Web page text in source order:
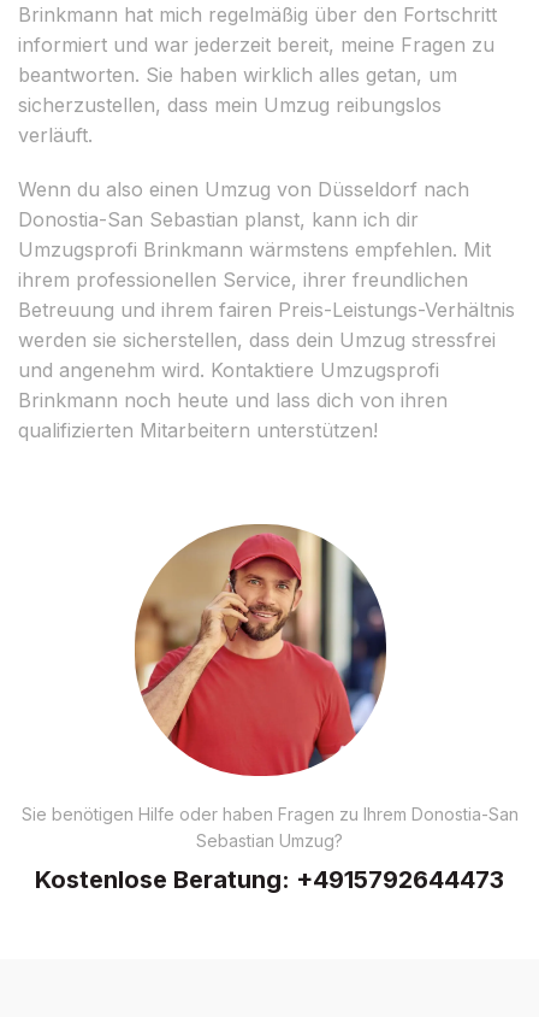
Brinkmann hat mich regelmäßig über den Fortschritt
informiert und war jederzeit bereit, meine Fragen zu
beantworten. Sie haben wirklich alles getan, um
sicherzustellen, dass mein Umzug reibungslos
verläuft.
Wenn du also einen Umzug von Düsseldorf nach
Donostia-San Sebastian planst, kann ich dir
Umzugsprofi Brinkmann wärmstens empfehlen. Mit
ihrem professionellen Service, ihrer freundlichen
Betreuung und ihrem fairen Preis-Leistungs-Verhältnis
werden sie sicherstellen, dass dein Umzug stressfrei
und angenehm wird. Kontaktiere Umzugsprofi
Brinkmann noch heute und lass dich von ihren
qualifizierten Mitarbeitern unterstützen!
Sie benötigen Hilfe oder haben Fragen zu Ihrem Donostia-San
Sebastian Umzug?
Kostenlose Beratung: +4915792644473